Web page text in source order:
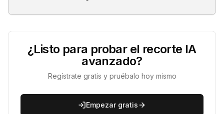
¿Listo para probar el recorte IA
avanzado?
Regístrate gratis y pruébalo hoy mismo
Empezar gratis